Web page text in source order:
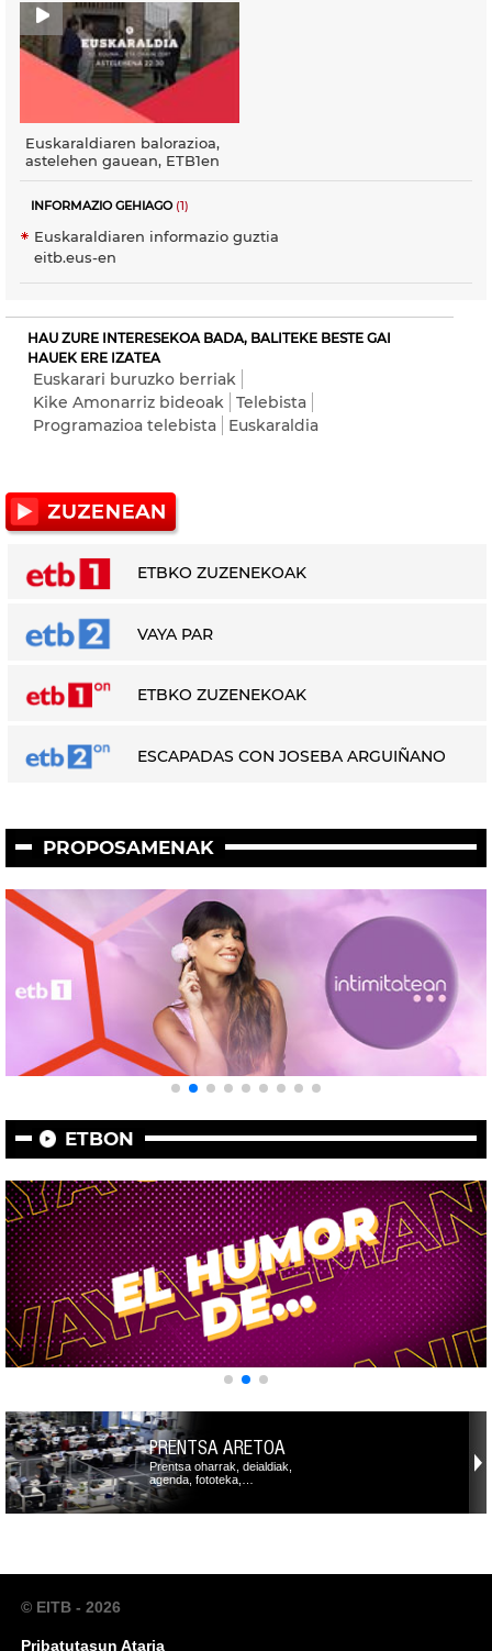
Euskaraldiaren balorazioa,
astelehen gauean, ETB1en
INFORMAZIO GEHIAGO(1)
Euskaraldiaren informazio guztia
eitb.eus-en
HAU ZURE INTERESEKOA BADA, BALITEKE BESTE GAI
HAUEK ERE IZATEA
Euskarari buruzko berriak
Kike Amonarriz bideoak
Telebista
Programazioa telebista
Euskaraldia
ETBKO ZUZENEKOAK
VAYA PAR
ETBKO ZUZENEKOAK
ESCAPADAS CON JOSEBA ARGUIÑANO
PROPOSAMENAK
ETBON
PRENTSA ARETOA
Prentsa oharrak, deialdiak,
agenda, fototeka,…
© EITB - 2026
Pribatutasun Ataria